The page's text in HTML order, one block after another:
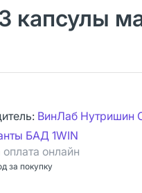
капсулы
ВинЛаб Нутришин
БАД 1WIN
онлайн
за покупку